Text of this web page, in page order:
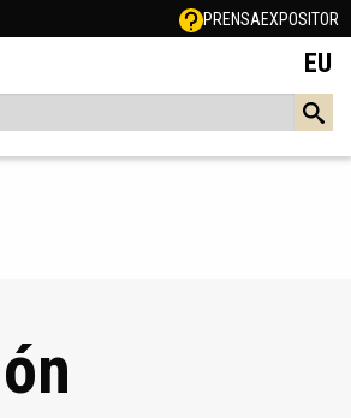
PRENSAEXPOSITOR
EU